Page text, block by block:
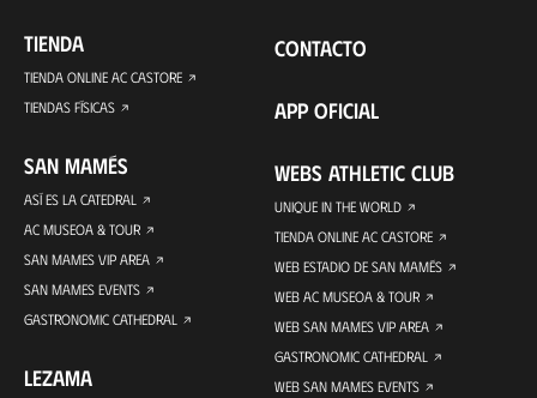
TIENDA
TIENDA ONLINE AC CASTORE
TIENDAS FÍSICAS
SAN MAMÉS
ASÍ ES LA CATEDRAL
AC MUSEOA & TOUR
SAN MAMES VIP AREA
SAN MAMES EVENTS
GASTRONOMIC CATHEDRAL
LEZAMA
CONTACTO
APP OFICIAL
WEBS ATHLETIC CLUB
UNIQUE IN THE WORLD
TIENDA ONLINE AC CASTORE
WEB ESTADIO DE SAN MAMÉS
WEB AC MUSEOA & TOUR
WEB SAN MAMES VIP AREA
GASTRONOMIC CATHEDRAL
WEB SAN MAMES EVENTS